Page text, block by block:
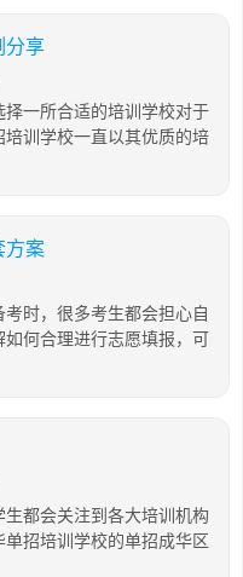
分享
一所合适的培训学校对于
训学校一直以其优质的培
方案
时，很多考生都会担心自
何合理进行志愿填报，可
都会关注到各大培训机构
招培训学校的单招成华区